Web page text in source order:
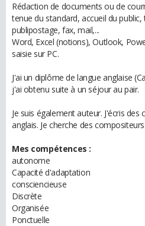
Rédaction de documents ou de
tenue du standard, accueil du
publipostage, fax, mail,...
Word, Excel (notions), Outlook,
saisie sur PC.
J'ai un diplôme de langue anglaise
j'ai obtenu suite à un séjour au pair.
Je suis également auteur. J'écris
anglais. Je cherche des
Mes compétences :
autonome
Capacité d'adaptation
consciencieuse
Discrète
Organisée
Ponctuelle